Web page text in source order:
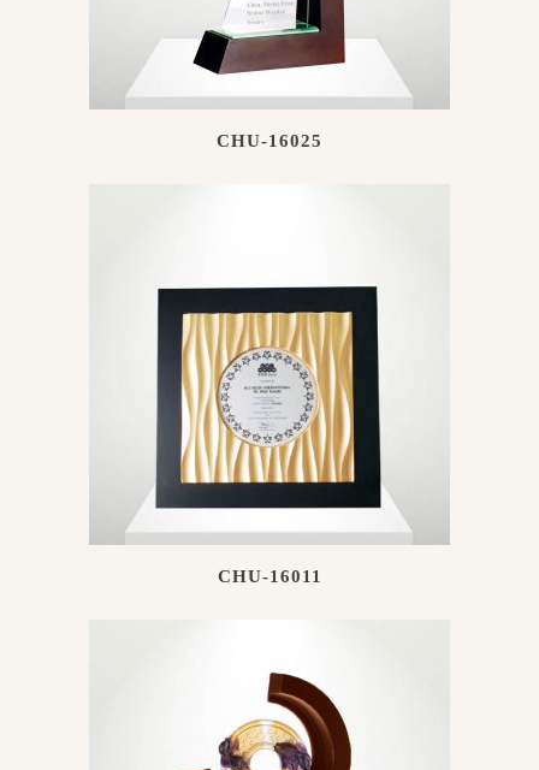
CHU-16025
CHU-16011